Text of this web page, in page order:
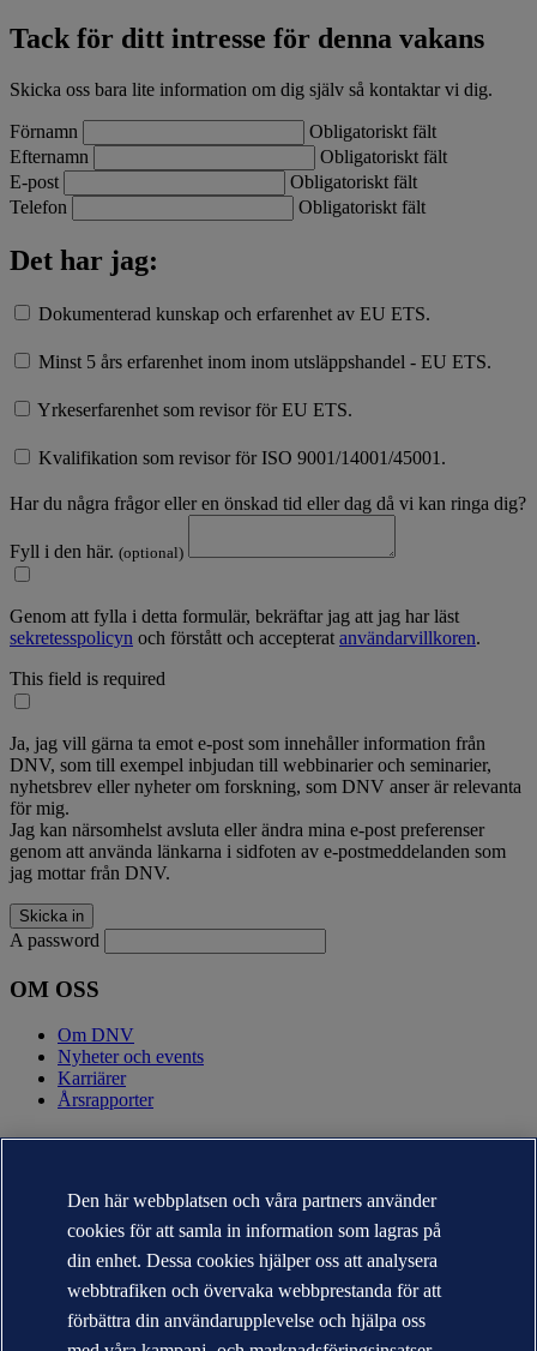
Tack för ditt intresse för denna vakans
Skicka oss bara lite information om dig själv så kontaktar vi dig.
Förnamn
Obligatoriskt fält
Efternamn
Obligatoriskt fält
E-post
Obligatoriskt fält
Telefon
Obligatoriskt fält
Det har jag:
Dokumenterad kunskap och erfarenhet av EU ETS.
Minst 5 års erfarenhet inom inom utsläppshandel - EU ETS.
Yrkeserfarenhet som revisor för EU ETS.
Kvalifikation som revisor för ISO 9001/14001/45001.
Har du några frågor eller en önskad tid eller dag då vi kan ringa dig?
Fyll i den här. (optional)
Genom att fylla i detta formulär, bekräftar jag att jag har läst
sekretesspolicyn och förstått och accepterat användarvillkoren.
This field is required
Ja, jag vill gärna ta emot e-post som innehåller information från
DNV, som till exempel inbjudan till webbinarier och seminarier,
nyhetsbrev eller nyheter om forskning, som DNV anser är relevanta
för mig.
Jag kan närsomhelst avsluta eller ändra mina e-post preferenser
genom att använda länkarna i sidfoten av e-postmeddelanden som
jag mottar från DNV.
A password
OM OSS
Om DNV
Nyheter och events
Karriärer
Årsrapporter
KONTAKT
Kontakta DNV
Hitta närmaste kontor
Kontakter för media
Veracity.com
Sekretesspolicy
Användarvillkor
Copyright © DNV AS 2026
Den här webbplatsen och våra partners använder
cookies för att samla in information som lagras på
din enhet. Dessa cookies hjälper oss att analysera
webbtrafiken och övervaka webbprestanda för att
förbättra din användarupplevelse och hjälpa oss